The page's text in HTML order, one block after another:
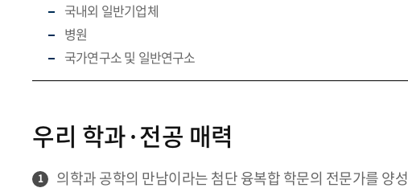
국내외 일반기업체
병원
국가연구소 및 일반연구소
우리 학과·전공 매력
1 의학과 공학의 만남이라는 첨단 융복합 학문의 전문가를 양성